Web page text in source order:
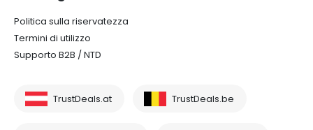
Politica sulla riservatezza
Termini di utilizzo
Supporto B2B / NTD
TrustDeals.at TrustDeals.be